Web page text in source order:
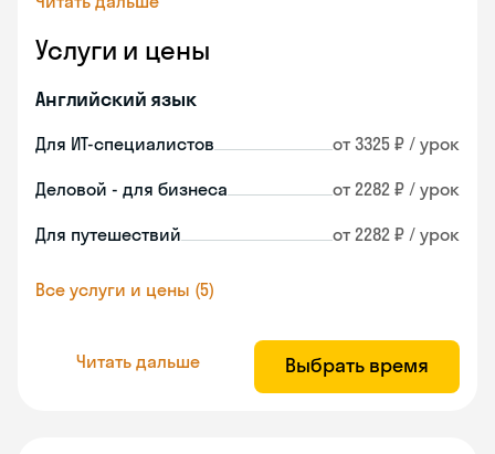
Услуги и цены
Английский язык
Для ИТ-специалистов от 3325 ₽ / урок
Деловой - для бизнеса от 2282 ₽ / урок
Для путешествий от 2282 ₽ / урок
Все услуги и цены (5)
Читать дальше Выбрать время